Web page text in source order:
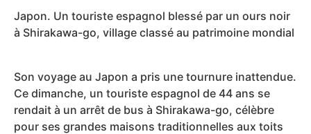
Japon. Un touriste espagnol blessé par un ours noir
à Shirakawa-go, village classé au patrimoine mondial
Son voyage au Japon a pris une tournure inattendue.
Ce dimanche, un touriste espagnol de 44 ans se
rendait à un arrêt de bus à Shirakawa-go, célèbre
pour ses grandes maisons traditionnelles aux toits